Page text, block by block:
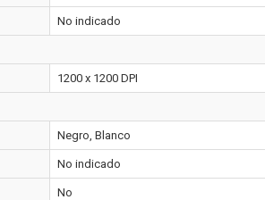
No indicado
1200 x 1200 DPI
Negro, Blanco
No indicado
No